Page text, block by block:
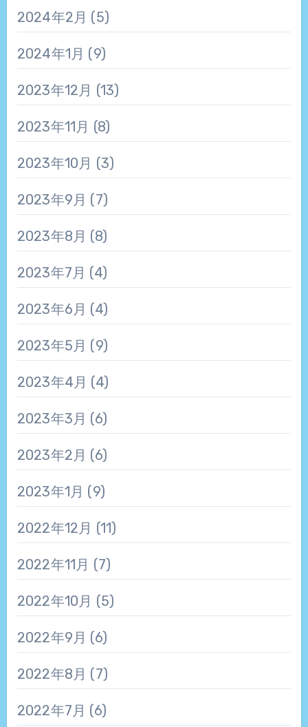
2024年2月 (5)
2024年1月 (9)
2023年12月 (13)
2023年11月 (8)
2023年10月 (3)
2023年9月 (7)
2023年8月 (8)
2023年7月 (4)
2023年6月 (4)
2023年5月 (9)
2023年4月 (4)
2023年3月 (6)
2023年2月 (6)
2023年1月 (9)
2022年12月 (11)
2022年11月 (7)
2022年10月 (5)
2022年9月 (6)
2022年8月 (7)
2022年7月 (6)